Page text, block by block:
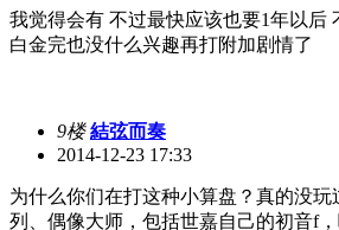
我觉得会有 不过最快应该也要1年以后
白金完也没什么兴趣再打附加剧情了
9楼 結弦而奏
2014-12-23 17:33
为什么你们在打这种小算盘？真的没玩
列、偶像大师，包括世嘉自己的初音f